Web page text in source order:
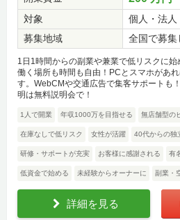
対象
個人・法人
募集地域
全国で募集
1日1時間からの副業や兼業で低リスクに始
働く場所も時間も自由！PCとスマホがあ
す。WebCMや交通広告で集客サポートも
明は無料説明会で！
1人で開業 年収1000万を目指せる 無店舗型の
在庫なしで低リスク 女性が活躍 40代からの独
研修・サポートが充実 お客様に感謝される 有
低資金で始める 未経験からオーナーに 副業・
詳細を見る